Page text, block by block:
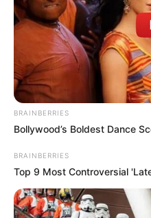
Така комбінація
голови ОВА Віктора
президента України.
журналіст Павло
BRAINBERRIES
Bollywood’s Boldest Dance
BRAINBERRIES
Top 9 Most Controversial